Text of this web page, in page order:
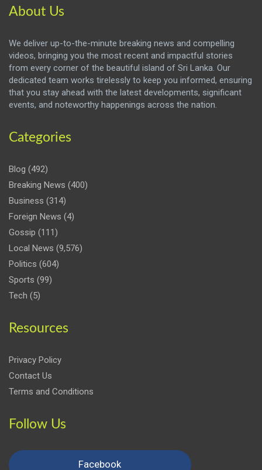
About Us
We deliver up-to-the-minute breaking news and compelling
videos, bringing you the most recent and impactful stories
from every corner of the beautiful island of Sri Lanka. Our
dedicated team works tirelessly to keep you informed, ensuring
that you stay ahead with the latest developments, significant
events, and noteworthy happenings across the nation.
Categories
Blog (492)
Breaking News (400)
Business (314)
Foreign News (4)
Gossip (111)
Local News (9,576)
Politics (604)
Sports (99)
Tech (5)
Resources
Privacy Policy
Contact Us
Terms and Conditions
Follow Us
Facebook